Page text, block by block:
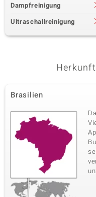
Dampfreinigung
Ultraschallreinigung
Brasilien